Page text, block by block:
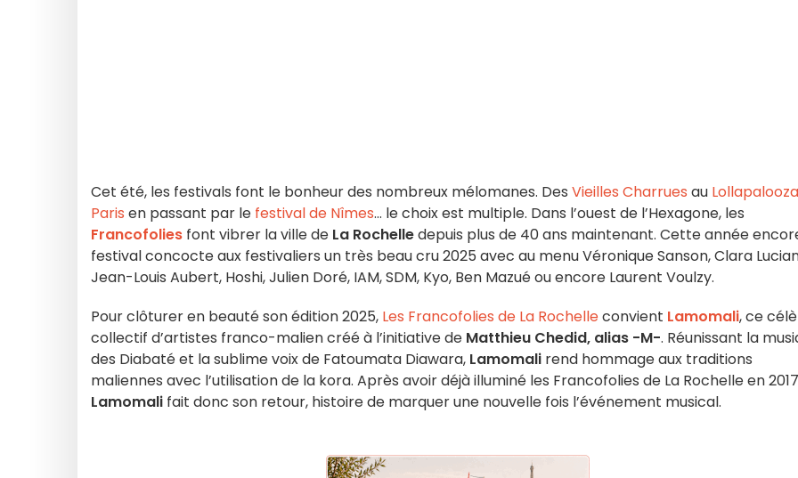
Cet été, les festivals font le bonheur des nombreux mélomanes. Des Vieilles Charrues au Lollapalooza
Paris en passant par le festival de Nîmes... le choix est multiple. Dans l’ouest de l’Hexagone, les
Francofolies font vibrer la ville de La Rochelledepuis plus de 40 ans maintenant. Cette année
festival concocte aux festivaliers un très beau cru 2025 avec au menu Véronique Sanson, Clara
Jean-Louis Aubert, Hoshi, Julien Doré, IAM, SDM, Kyo, Ben Mazué ou encore Laurent Voulzy.
Pour clôturer en beauté son édition 2025, Les Francofolies de La Rochelleconvient Lamomali, ce
collectif d’artistes franco-malien créé à l’initiative de Matthieu Chedid, alias -M-. Réunissant la
des Diabaté et la sublime voix de Fatoumata Diawara, Lamomali rend hommage aux traditions
maliennes avec l’utilisation de la kora. Après avoir déjà illuminé les Francofolies de La Rochelle en
Lamomali fait donc son retour, histoire de marquer une nouvelle fois l’événement musical.